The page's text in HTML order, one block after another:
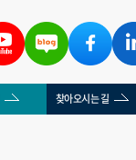
찾아오시는 길